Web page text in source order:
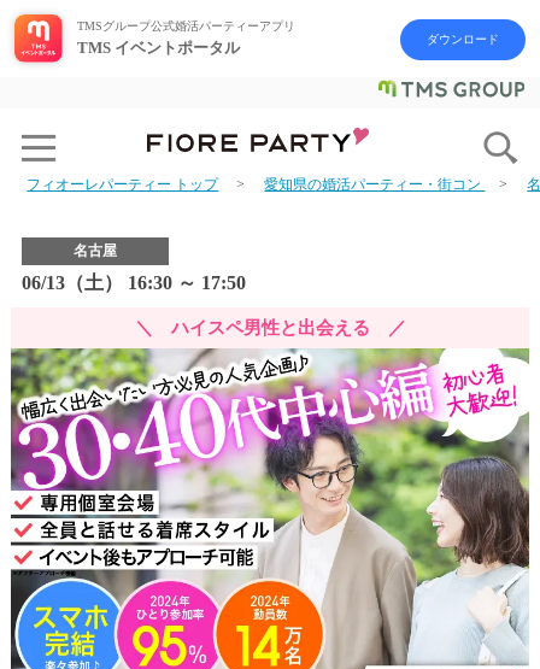
TMSグループ公式婚活パーティーアプリ
TMS イベントポータル ダウンロード
フィオーレパーティー トップ 愛知県の婚活パーティー・街コン
名古屋
06/13（土） 16:30 ～ 17:50
＼ ハイスペ男性と出会える ／